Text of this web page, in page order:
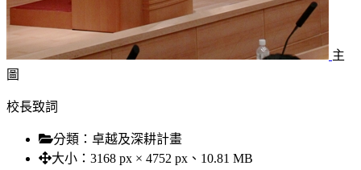
主
圖
校長致詞
分類： 卓越及深耕計畫
大小： 3168 px × 4752 px、10.81 MB